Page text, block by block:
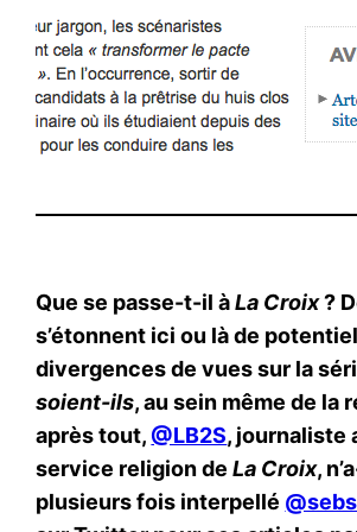
Que se passe-t-il àLa Croix?
s’étonnent ici ou là de
divergences de vues sur la
soient-ils, au sein même de la
après tout, @LB2S, journaliste
service religion deLa Croix,
plusieurs fois interpellé